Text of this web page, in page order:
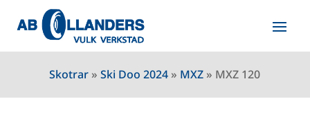
Skotrar »Ski Doo 2024 » MXZ » MXZ 120